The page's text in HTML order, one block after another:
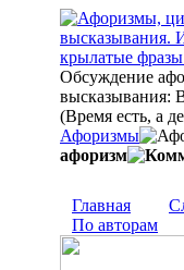
Обсуждение
высказывания:
(Время есть, а
Афоризмы
афоризм
Главная
По авторам